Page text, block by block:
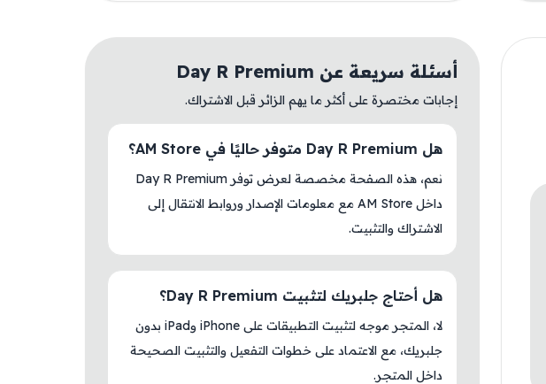
أسئلة سريعة عن Day R Premium
إجابات مختصرة على أكثر ما يهم الزائر قبل الاشتراك.
هل Day R Premium متوفر حاليًا في AM Store؟
نعم، هذه الصفحة مخصصة لعرض توفر Day R Premium
داخل AM Store مع معلومات الإصدار وروابط الانتقال إلى
الاشتراك والتثبيت.
هل أحتاج جلبريك لتثبيت Day R Premium؟
لا، المتجر موجه لتثبيت التطبيقات على iPhone وiPad بدون
جلبريك، مع الاعتماد على خطوات التفعيل والتثبيت الصحيحة
داخل المتجر.